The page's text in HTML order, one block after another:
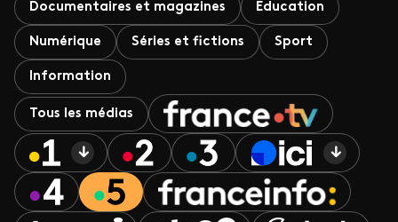
Documentaires et magazines Éducation
Numérique Séries et fictions Sport
Information
Tous les médias